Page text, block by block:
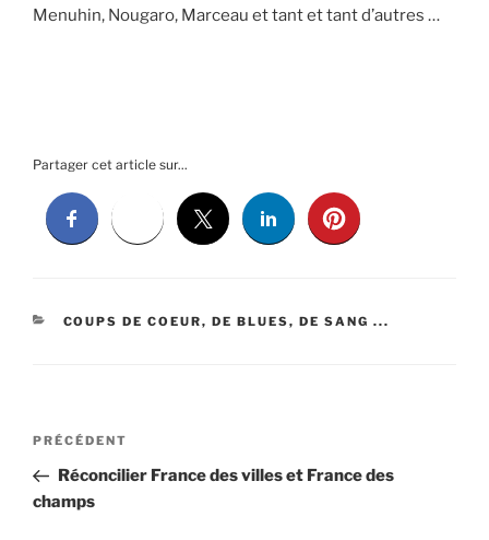
Menuhin, Nougaro, Marceau et tant et tant d’autres …
Partager cet article sur...
CATÉGORIES
COUPS DE COEUR, DE BLUES, DE SANG ...
Navigation
l’article
Article
précédent
PRÉCÉDENT
Réconcilier France des villes et France des
champs